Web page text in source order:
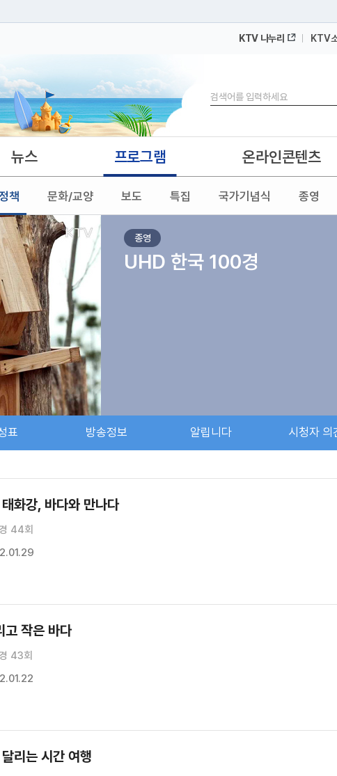
URL에서 도메인 주소를 확인해 보세요
KTV 나누리 KTV
검색
뉴스 프로그램
책 문화/교양 보도 특집 국가기념식 종영
온라인콘텐츠
종영
UHD 한국 100경
표 방송정보 알립니다 시청자 의
화강, 바다와 만나다
44회
고 작은 바다
43회
리는 시간 여행